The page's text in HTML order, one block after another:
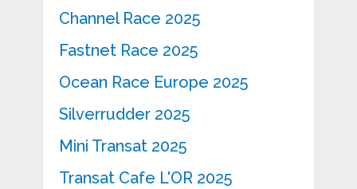
Channel Race 2025
Fastnet Race 2025
Ocean Race Europe 2025
Silverrudder 2025
Mini Transat 2025
Transat Cafe L'OR 2025